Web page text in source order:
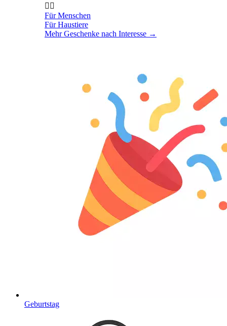
 
Für Menschen
Für Haustiere
Mehr Geschenke nach Interesse →
Geburtstag